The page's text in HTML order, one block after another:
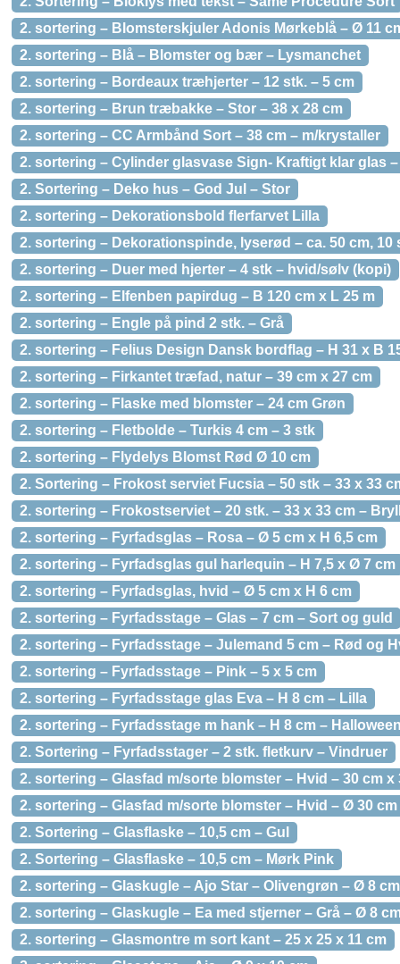
2. sortering – Blomsterskjuler Adonis Mørkeblå – Ø 11
2. sortering – Blå – Blomster og bær – Lysmanchet
2. sortering – Bordeaux træhjerter – 12 stk. – 5 cm
2. sortering – Brun træbakke – Stor – 38 x 28 cm
2. sortering – CC Armbånd Sort – 38 cm – m/krystaller
2. sortering – Cylinder glasvase Sign- Kraftigt klar glas
2. Sortering – Deko hus – God Jul – Stor
2. sortering – Dekorationsbold flerfarvet Lilla
2. sortering – Dekorationspinde, lyserød – ca. 50 cm, 10
2. sortering – Duer med hjerter – 4 stk – hvid/sølv (kopi)
2. sortering – Elfenben papirdug – B 120 cm x L 25 m
2. sortering – Engle på pind 2 stk. – Grå
2. sortering – Felius Design Dansk bordflag – H 31 x B
2. sortering – Firkantet træfad, natur – 39 cm x 27 cm
2. sortering – Flaske med blomster – 24 cm Grøn
2. sortering – Fletbolde – Turkis 4 cm – 3 stk
2. sortering – Flydelys Blomst Rød Ø 10 cm
2. Sortering – Frokost serviet Fucsia – 50 stk – 33 x 33
2. sortering – Frokostserviet – 20 stk. – 33 x 33 cm –
2. sortering – Fyrfadsglas – Rosa – Ø 5 cm x H 6,5 cm
2. sortering – Fyrfadsglas gul harlequin – H 7,5 x Ø 7 cm
2. sortering – Fyrfadsglas, hvid – Ø 5 cm x H 6 cm
2. sortering – Fyrfadsstage – Glas – 7 cm – Sort og guld
2. sortering – Fyrfadsstage – Julemand 5 cm – Rød og
2. sortering – Fyrfadsstage – Pink – 5 x 5 cm
2. sortering – Fyrfadsstage glas Eva – H 8 cm – Lilla
2. sortering – Fyrfadsstage m hank – H 8 cm –
2. Sortering – Fyrfadsstager – 2 stk. fletkurv – Vindruer
2. sortering – Glasfad m/sorte blomster – Hvid – 30 cm x
2. sortering – Glasfad m/sorte blomster – Hvid – Ø 30 cm
2. Sortering – Glasflaske – 10,5 cm – Gul
2. Sortering – Glasflaske – 10,5 cm – Mørk Pink
2. sortering – Glaskugle – Ajo Star – Olivengrøn – Ø 8 cm
2. sortering – Glaskugle – Ea med stjerner – Grå – Ø 8
2. sortering – Glasmontre m sort kant – 25 x 25 x 11 cm